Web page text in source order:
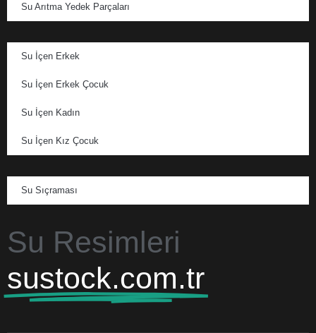
Su Arıtma Yedek Parçaları
Su İçen Erkek
Su İçen Erkek Çocuk
Su İçen Kadın
Su İçen Kız Çocuk
Su Sıçraması
Su Resimleri
sustock.com.tr